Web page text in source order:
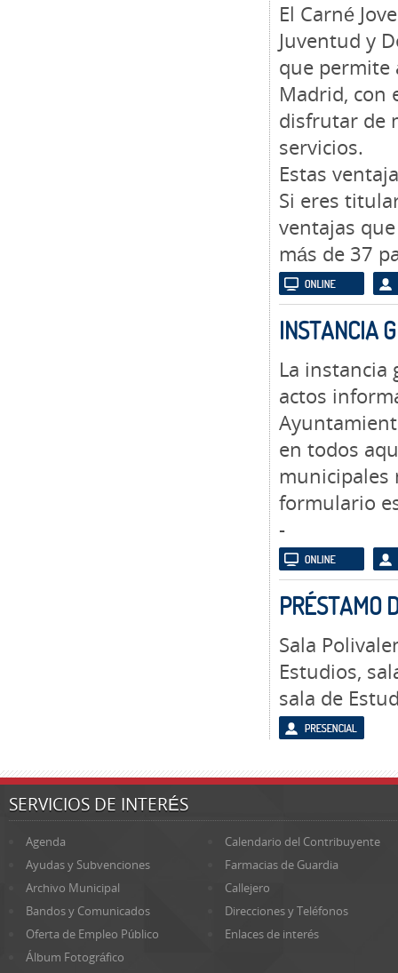
El Carné
Juventud y
que permite
Madrid, con
disfrutar de
servicios.
Estas
Si eres
ventajas
más de 37
INSTANCIA
La instancia
actos
en todos
municipales
formulario
-
PRÉSTAMO
Sala
Estudios,
sala de
SERVICIOS DE INTERÉS
Agenda
Calendario del Contribuyente
Ayudas y Subvenciones
Farmacias de Guardia
Archivo Municipal
Callejero
Bandos y Comunicados
Direcciones y Teléfonos
Oferta de Empleo Público
Enlaces de interés
Álbum Fotográfico